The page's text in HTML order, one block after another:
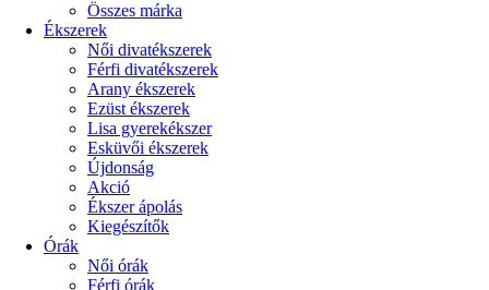
Összes márka
Ékszerek
Női divatékszerek
Férfi divatékszerek
Arany ékszerek
Ezüst ékszerek
Lisa gyerekékszer
Esküvői ékszerek
Újdonság
Akció
Ékszer ápolás
Kiegészítők
Órák
Női órák
Férfi órák